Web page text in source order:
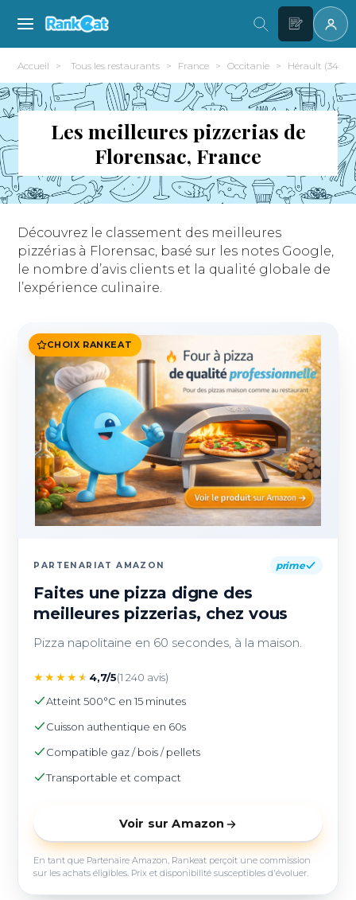
Accueil Tous les restaurants France Occitanie Hérault (34)
Les meilleures pizzerias de
Florensac, France
Découvrez le classement des meilleures
pizzérias à Florensac, basé sur les notes Google,
le nombre d’avis clients et la qualité globale de
l’expérience culinaire.
CHOIX RANKEAT
PARTENARIAT AMAZON prime
Faites une pizza digne des
meilleures pizzerias, chez vous
Pizza napolitaine en 60 secondes, à la maison.
★★★★★ 4,7/5(1 240 avis)
Atteint 500°C en 15 minutes
Cuisson authentique en 60s
Compatible gaz / bois / pellets
Transportable et compact
Voir sur Amazon
En tant que Partenaire Amazon, Rankeat perçoit une commission
sur les achats éligibles. Prix et disponibilité susceptibles d'évoluer.